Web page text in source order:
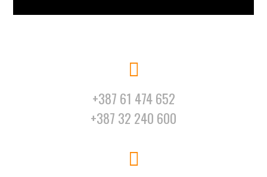
+387 61 474 652
+387 32 240 600